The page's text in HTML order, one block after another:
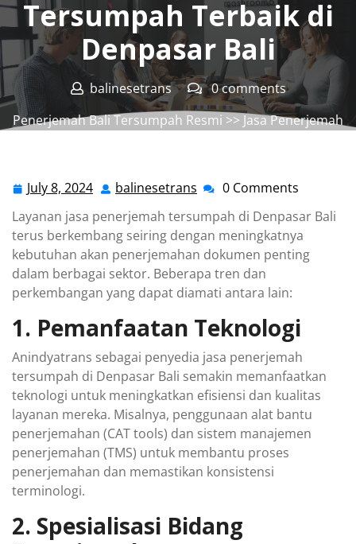
Tersumpah Terbaik di
Denpasar Bali
balinesetrans
0 comments
Penerjemah Bali Tersumpah Resmi >> Jasa Penerjemah
July 8, 2024 July
2024
balinesetrans balinesetrans
0 Comments
Layanan jasa penerjemah tersumpah di Denpasar Bali
terus berkembang seiring dengan meningkatnya
kebutuhan akan penerjemahan dokumen penting
dalam berbagai sektor. Beberapa tren dan
perkembangan yang dapat diamati antara lain:
1. Pemanfaatan Teknologi
Anindyatrans sebagai penyedia jasa penerjemah
tersumpah di Denpasar Bali semakin memanfaatkan
teknologi untuk meningkatkan efisiensi dan kualitas
layanan mereka. Misalnya, penggunaan alat bantu
penerjemahan (CAT tools) dan sistem manajemen
penerjemahan (TMS) untuk membantu proses
penerjemahan dan memastikan konsistensi
terminologi.
2. Spesialisasi Bidang